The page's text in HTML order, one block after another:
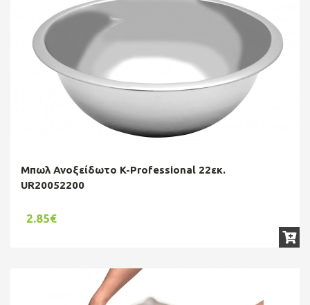
Μπωλ Ανοξείδωτο K-Professional 22εκ.
UR20052200
2.85€